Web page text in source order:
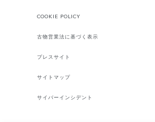
COOKIE POLICY
古物営業法に基づく表示
プレスサイト
サイトマップ
サイバーインシデント